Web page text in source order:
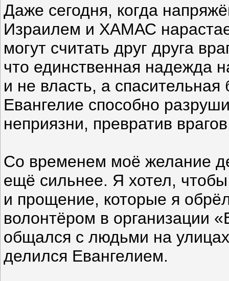
Даже сегодня, когда
Израилем и ХАМАС
могут считать друг друга
что единственная надежда
и не власть, а
Евангелие способно
неприязни, превратив
Со временем моё желание
ещё сильнее. Я хотел,
и прощение, которые я
волонтёром в организации
общался с людьми на
делился Евангелием.